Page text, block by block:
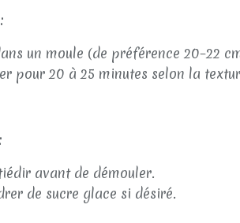
un moule (de préférence 20–22
pour 20 à 25 minutes selon la
avant de démouler.
de sucre glace si désiré.